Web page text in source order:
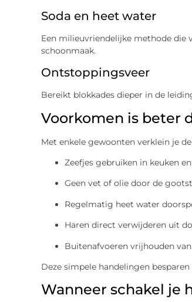
Soda en heet water
Een milieuvriendelijke methode die
schoonmaak.
Ontstoppingsveer
Bereikt blokkades dieper in de
Voorkomen is beter
Met enkele gewoonten verklein je
Zeefjes gebruiken in keuken
Geen vet of olie door de
Regelmatig heet water
Haren direct verwijderen uit
Buitenafvoeren vrijhouden
Deze simpele handelingen
Wanneer schakel je